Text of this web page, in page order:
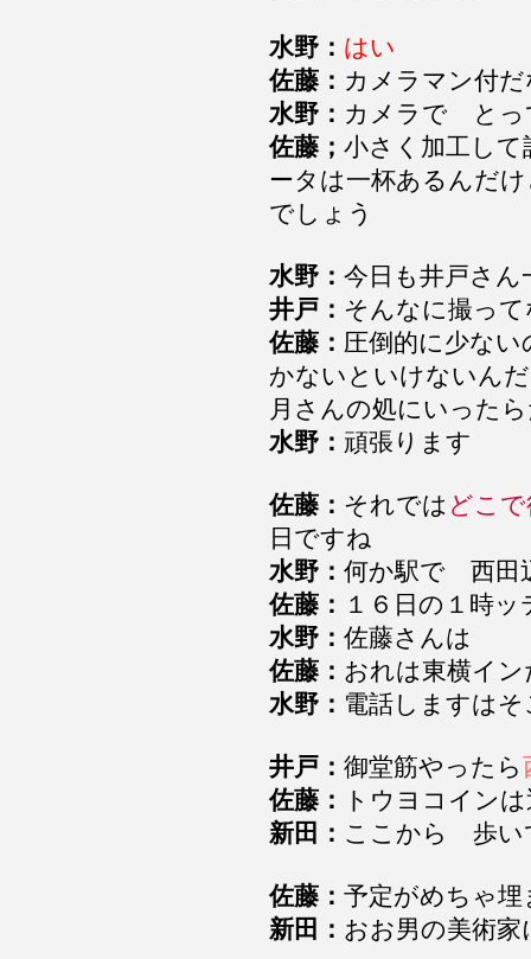
水野： はい
佐藤： カメラマン付だ
水野： カメラで とっ
佐藤； 小さく加工し
ータは一杯あるんだ
でしょう
水野： 今日も井戸さ
井戸： そんなに撮っ
佐藤： 圧倒的に少な
かないといけないん
月さんの処にいった
水野： 頑張ります
佐藤： それでは どこ
日ですね
水野： 何か駅で 西田
佐藤： １６日の１時
水野： 佐藤さんは
佐藤： おれは東横イ
水野： 電話しますは
井戸： 御堂筋やったら
佐藤：
トウヨコイン
新田： ここから 歩い
佐藤： 予定がめちゃ
新田： おお男の美術